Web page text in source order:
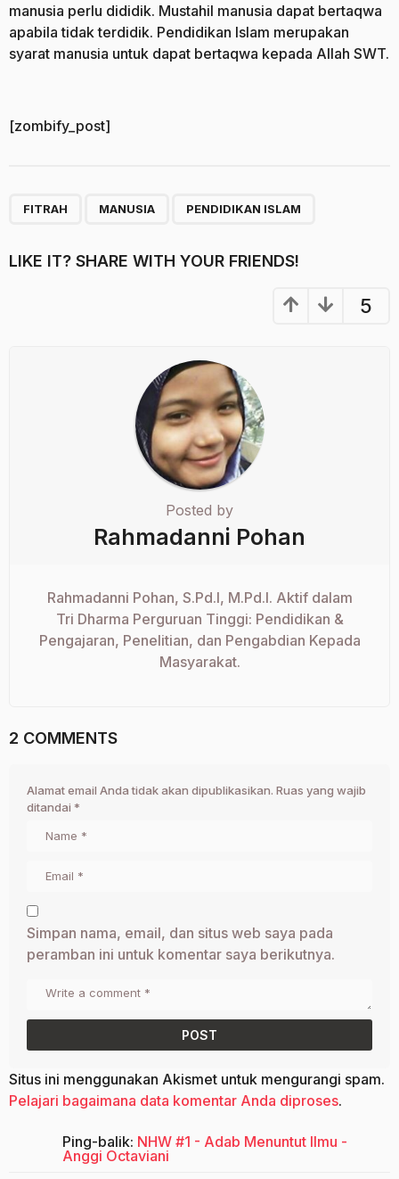
manusia perlu dididik. Mustahil manusia dapat bertaqwa
apabila tidak terdidik. Pendidikan Islam merupakan
syarat manusia untuk dapat bertaqwa kepada Allah SWT.
[zombify_post]
FITRAH MANUSIA PENDIDIKAN ISLAM
LIKE IT? SHARE WITH YOUR FRIENDS!
5
Posted by
Rahmadanni Pohan
Rahmadanni Pohan, S.Pd.I, M.Pd.I. Aktif dalam
Tri Dharma Perguruan Tinggi: Pendidikan &
Pengajaran, Penelitian, dan Pengabdian Kepada
Masyarakat.
2 COMMENTS
Alamat email Anda tidak akan dipublikasikan. Ruas yang wajib
ditandai *
Simpan nama, email, dan situs web saya pada
peramban ini untuk komentar saya berikutnya.
Situs ini menggunakan Akismet untuk mengurangi spam.
Pelajari bagaimana data komentar Anda diproses.
Ping-balik: NHW #1 - Adab Menuntut Ilmu -
Anggi Octaviani